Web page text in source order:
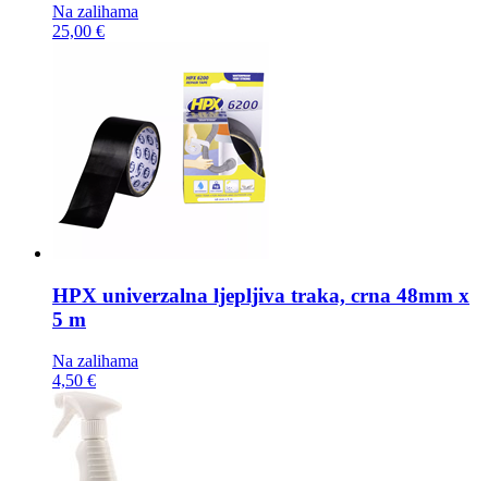
Na zalihama
25,00 €
HPX univerzalna ljepljiva traka, crna 48mm x
5 m
Na zalihama
4,50 €